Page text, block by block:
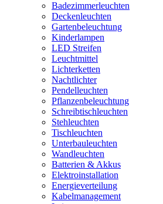
Badezimmerleuchten
Deckenleuchten
Gartenbeleuchtung
Kinderlampen
LED Streifen
Leuchtmittel
Lichterketten
Nachtlichter
Pendelleuchten
Pflanzenbeleuchtung
Schreibtischleuchten
Stehleuchten
Tischleuchten
Unterbauleuchten
Wandleuchten
Batterien & Akkus
Elektroinstallation
Energieverteilung
Kabelmanagement